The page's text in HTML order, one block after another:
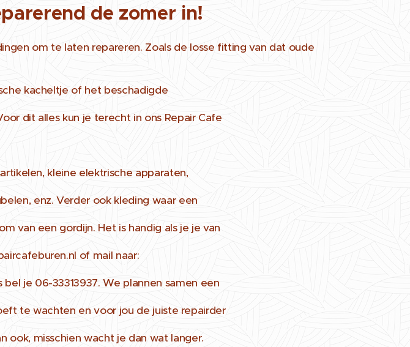
de zomer in!
om te laten repareren. Zoals de losse fitting van dat oude
kacheltje of het beschadigde
dit alles kun je terecht in ons Repair Cafe
kleine elektrische apparaten,
enz. Verder ook kleding waar een
van een gordijn. Het is handig als je je van
of mail naar:
je 06-33313937. We plannen samen een
te wachten en voor jou de juiste repairder
ook, misschien wacht je dan wat langer.